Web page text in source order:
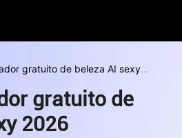
gratuito de beleza AI sexy
gratuito de
2026